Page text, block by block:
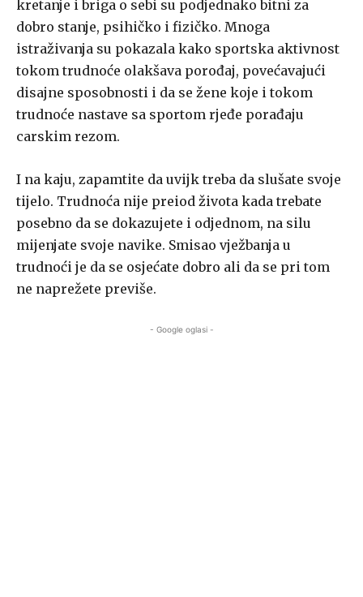
kretanje i briga o sebi su podjednako bitni za
dobro stanje, psihičko i fizičko. Mnoga
istraživanja su pokazala kako sportska aktivnost
tokom trudnoće olakšava porođaj, povećavajući
disajne sposobnosti i da se žene koje i tokom
trudnoće nastave sa sportom rjeđe porađaju
carskim rezom.
I na kaju, zapamtite da uvijk treba da slušate svoje
tijelo. Trudnoća nije preiod života kada trebate
posebno da se dokazujete i odjednom, na silu
mijenjate svoje navike. Smisao vježbanja u
trudnoći je da se osjećate dobro ali da se pri tom
ne naprežete previše.
- Google oglasi -